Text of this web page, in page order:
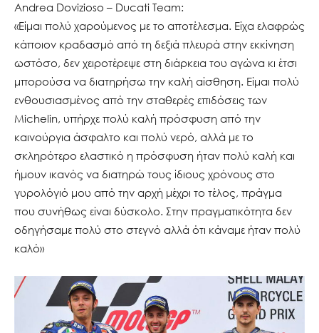
Andrea Dovizioso – Ducati Team:
«Είμαι πολύ χαρούμενος με το αποτέλεσμα. Είχα ελαφρώς
κάποιον κραδασμό από τη δεξιά πλευρά στην εκκίνηση
ωστόσο, δεν χειροτέρεψε στη διάρκεια του αγώνα κι έτσι
μπορούσα να διατηρήσω την καλή αίσθηση. Είμαι πολύ
ενθουσιασμένος από την σταθερές επιδόσεις των
Michelin, υπήρχε πολύ καλή πρόσφυση από την
καινούργια άσφαλτο και πολύ νερό, αλλά με το
σκληρότερο ελαστικό η πρόσφυση ήταν πολύ καλή και
ήμουν ικανός να διατηρώ τους ίδιους χρόνους στο
γυρολόγιό μου από την αρχή μέχρι το τέλος, πράγμα
που συνήθως είναι δύσκολο. Στην πραγματικότητα δεν
οδηγήσαμε πολύ στο στεγνό αλλά ότι κάναμε ήταν πολύ
καλό»